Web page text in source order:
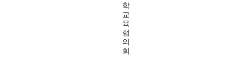
학
교
육
협
의
회